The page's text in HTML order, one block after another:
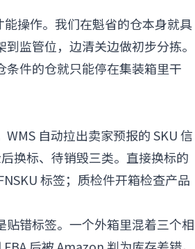
操作。我们在魁省的仓本身就具
监管位，边清关边做初步分拣。
件的仓就只能停在集装箱里干
自动拉出卖家预报的 SKU 信
换标、待销毁三类。直接换标的
标签；质检件开箱检查产品
错标签。一个外箱里混着三个相